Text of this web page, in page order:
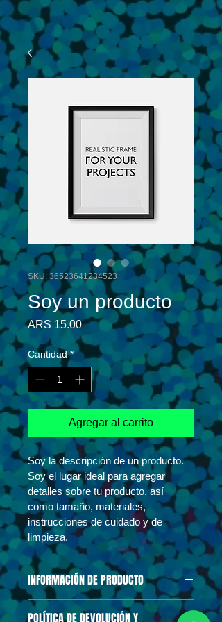
SKU: 36523641234523
Soy un producto
ARS 15.00Precio
Cantidad *
Agregar al carrito
Soy la descripción de un producto.
Soy el lugar ideal para agregar
detalles sobre tu producto, así
como tamaño, materiales,
instrucciones de cuidado y de
limpieza.
INFORMACIÓN DE PRODUCTO
Soy la descripción de un producto.
POLÍTICA DE DEVOLUCIÓN Y